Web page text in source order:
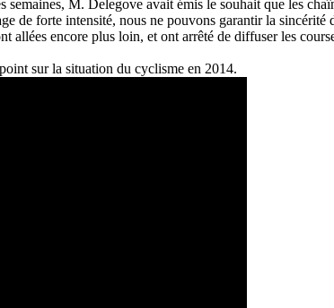
semaines, M. Delegove avait émis le souhait que les
de forte intensité, nous ne pouvons garantir la
allées encore plus loin, et ont arrêté de diffuser les
sur la situation du cyclisme en 2014.